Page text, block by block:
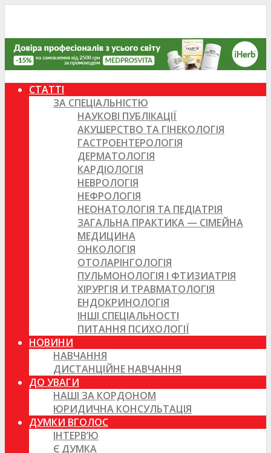
СТАТТІ
ЗА СПЕЦІАЛЬНІСТЮ
НАУКОВІ ПУБЛІКАЦІЇ
АКУШЕРСТВО ТА ГІНЕКОЛОГІЯ
ГАСТРОЕНТЕРОЛОГІЯ
ДЕРМАТОЛОГІЯ
КАРДІОЛОГІЯ
НЕВРОЛОГІЯ
НЕФРОЛОГІЯ
НЕОНАТОЛОГІЯ ТА ПЕДІАТРІЯ
ЗАГАЛЬНА ПРАКТИКА — СІМЕЙНА
МЕДИЦИНА
ОНКОЛОГІЯ
ОТОЛАРІНГОЛОГІЯ
ПУЛЬМОНОЛОГІЯ І ФТИЗИАТРІЯ
ХІРУРГІЯ И ТРАВМАТОЛОГІЯ
ЕНДОКРИНОЛОГІЯ
ІНШІ СПЕЦІАЛЬНОСТІ
ПИТАННЯ ПСИХОЛОГІЇ
НОВИНИ
НАВЧАННЯ
ДИСТАНЦІЙНЕ НАВЧАННЯ
ДО УВАГИ
НАШІ ЗА КОРДОНОМ
ЮРИДИЧНА КОНСУЛЬТАЦІЯ
ДУМКИ ВГОЛОС
ІНТЕРВ’Ю
Є ДУМКА